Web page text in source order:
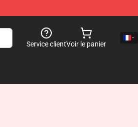
Service clientVoir le panier